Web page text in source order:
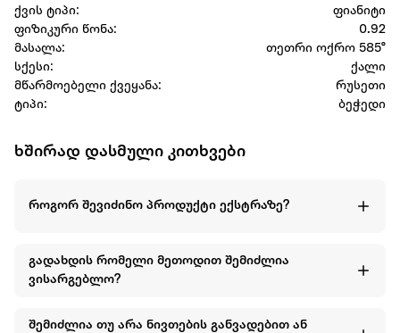
ქვის ტიპი:
ფიანიტი
ფიზიკური წონა:
0.92
მასალა:
თეთრი ოქრო 585°
სქესი:
ქალი
მწარმოებელი ქვეყანა:
რუსეთი
ტიპი:
ბეჭედი
ხშირად დასმული კითხვები
როგორ შევიძინო პროდუქტი ექსტრაზე?
გადახდის რომელი მეთოდით შემიძლია
ვისარგებლო?
შემიძლია თუ არა ნივთების განვადებით ან